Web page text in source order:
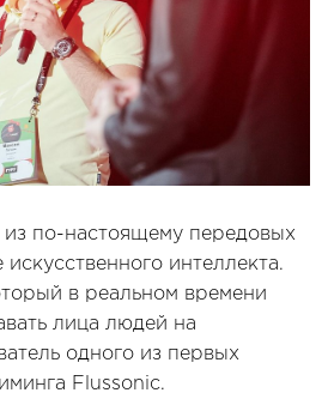
из по-настоящему передовых
интеллекта.
в реальном времени
лица людей на
одного из первых
Flussonic.